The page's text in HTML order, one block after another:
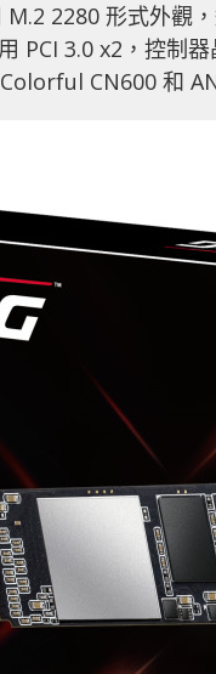
M.2 2280 形式外觀
PCI 3.0 x2，控制
CN600 和